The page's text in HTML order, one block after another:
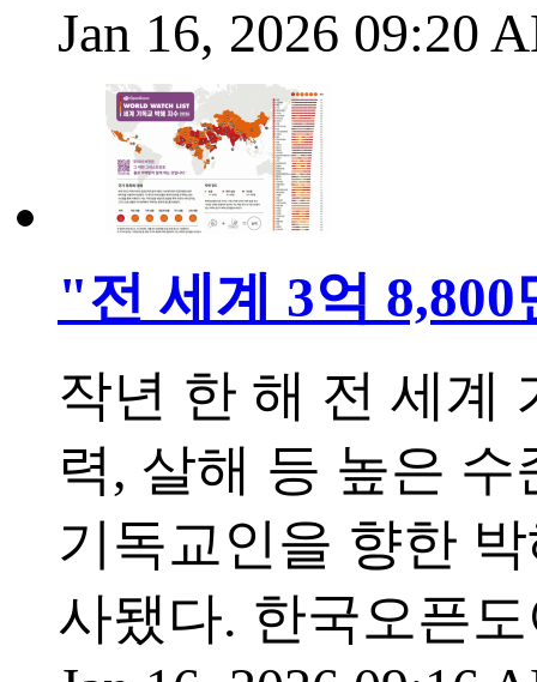
Jan 16, 2026 09:20
"전 세계 3억
작년 한 해 전 세계
력, 살해 등 높은
기독교인을 향한
사됐다. 한국오픈